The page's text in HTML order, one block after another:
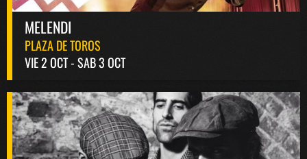
MELENDI
PLAZA DE TOROS
VIE 2 OCT - SAB 3 OCT